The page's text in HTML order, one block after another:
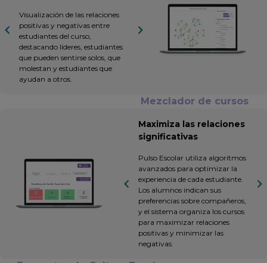
Visualización de las relaciones
positivas y negativas entre
estudiantes del curso,
destacando líderes, estudiantes
que pueden sentirse solos, que
molestan y estudiantes que
ayudan a otros.
Mezclador de cursos
Maximiza las relaciones
significativas
Pulso Escolar utiliza algoritmos
avanzados para optimizar la
experiencia de cada estudiante.
Los alumnos indican sus
preferencias sobre compañeros,
y el sistema organiza los cursos
para maximizar relaciones
positivas y minimizar las
negativas.